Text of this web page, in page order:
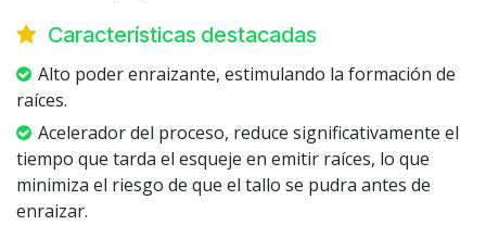
Características destacadas
Alto poder enraizante, estimulando la formación de
raíces.
Acelerador del proceso, reduce significativamente el
tiempo que tarda el esqueje en emitir raíces, lo que
minimiza el riesgo de que el tallo se pudra antes de
enraizar.